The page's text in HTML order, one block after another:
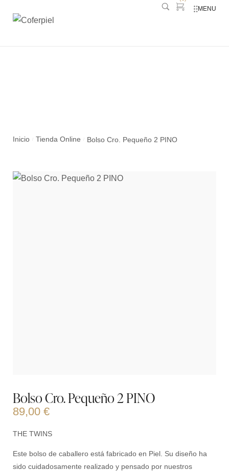
MENU
Inicio Tienda Online Bolso Cro. Pequeño 2 PINO
Bolso Cro. Pequeño 2 PINO
89,00 €
THE TWINS
Este bolso de caballero está fabricado en Piel. Su diseño ha
sido cuidadosamente realizado y pensado por nuestros